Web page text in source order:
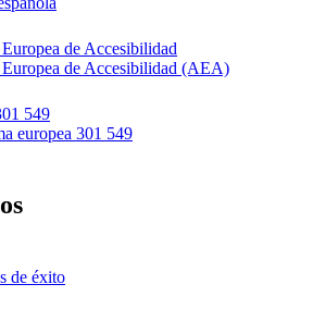
de Accesibilidad
de Accesibilidad (AEA)
549
europea 301 549
de éxito